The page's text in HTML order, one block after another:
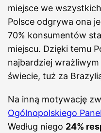
miejsce we
Polsce odgrywa ona
70% konsumentów
miejscu. Dzięki temu
najbardziej
świecie, tuż za
Na inną motywację
Ogólnopolskiego
Według niego 24%